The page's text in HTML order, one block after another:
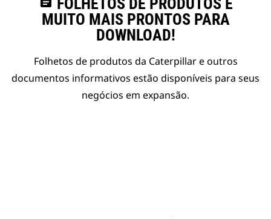
FOLHETOS DE PRODUTOS E
MUITO MAIS PRONTOS PARA
DOWNLOAD!
Folhetos de produtos da Caterpillar e outros
documentos informativos estão disponíveis para seus
negócios em expansão.